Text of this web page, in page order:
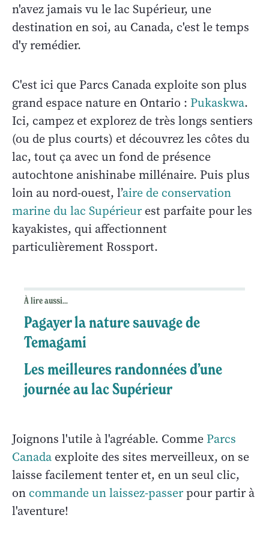
n'avez jamais vu le lac Supérieur, une
destination en soi, au Canada, c'est le temps
d'y remédier.
C'est ici que Parcs Canada exploite son plus
grand espace nature en Ontario : Pukaskwa.
Ici, campez et explorez de très longs sentiers
(ou de plus courts) et découvrez les côtes du
lac, tout ça avec un fond de présence
autochtone anishinabe millénaire. Puis plus
loin au nord-ouest, l’aire de conservation
marine du lac Supérieurest parfaite pour les
kayakistes, qui affectionnent
particulièrement Rossport.
À lire aussi...
Pagayer la nature sauvage de
Temagami
Les meilleures randonnées d’une
journée au lac Supérieur
Joignons l'utile à l'agréable. Comme Parcs
Canada exploite des sites merveilleux, on se
laisse facilement tenter et, en un seul clic,
on commande un laissez-passerpour partir à
l'aventure!